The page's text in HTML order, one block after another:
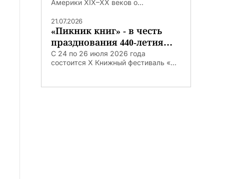
Америки XIX–XX веков о...
21.07.2026
«Пикник книг» - в честь
празднования 440-летия
Тюмени
С 24 по 26 июля 2026 года
состоится X Книжный фестиваль «...